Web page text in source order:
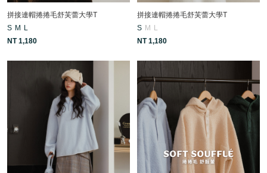
拼接連帽捲捲毛舒芙蕾大學T
S M
L
NT 1,180
拼接連帽捲捲毛舒芙蕾大學T
S M
L
NT 1,180